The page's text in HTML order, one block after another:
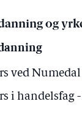
og
ved
i handelsfag